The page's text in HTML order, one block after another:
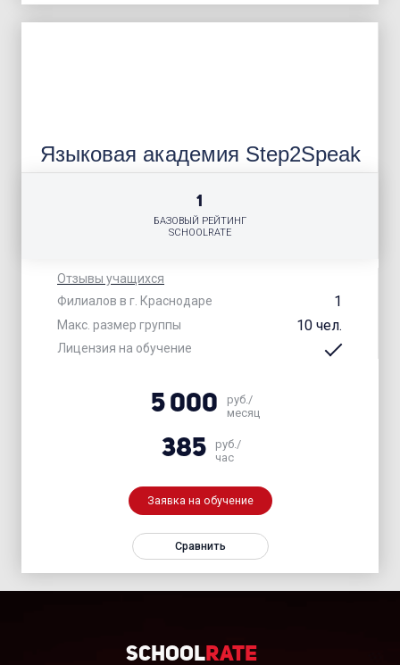
Языковая академия Step2Speak
Отзывы учащихся
Филиалов в г. Краснодаре
1
Макс. размер группы 10 чел.
Лицензия на обучение
1
БАЗОВЫЙ РЕЙТИНГ
SCHOOLRATE
5 000
руб./
месяц
385
руб./
час
Заявка на обучение
Сравнить
SchoolRate